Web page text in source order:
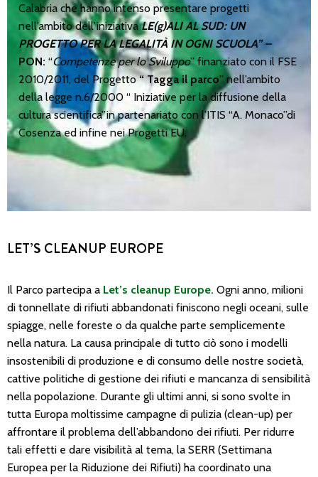
Calabria che hanno intenso presentare progetti
nell’ambito dell’iniziativaLE(g)ALI AL SUD: UN
PROGETTO PER LA LEGALITÀ IN OGNI SCUOLA” –
PON: “Competenze per lo Sviluppo” finanziato con il FSE
2010/2011, del Progetto“ Tagga il parco” nell’ambito
della legge n.6/2000 “ Iniziative per la diffusione della
cultura scientifica”in partenariato con l’ITIS “A. Monaco”di
Cosenza ed infine nei Progetti EU.
LET’S CLEANUP EUROPE
Il Parco partecipa a Let’s cleanup Europe. Ogni anno, milioni
di tonnellate di rifiuti abbandonati finiscono negli oceani, sulle
spiagge, nelle foreste o da qualche parte semplicemente
nella natura. La causa principale di tutto ciò sono i modelli
insostenibili di produzione e di consumo delle nostre società,
cattive politiche di gestione dei rifiuti e mancanza di sensibilità
nella popolazione. Durante gli ultimi anni, si sono svolte in
tutta Europa moltissime campagne di pulizia (clean-up) per
affrontare il problema dell’abbandono dei rifiuti. Per ridurre
tali effetti e dare visibilità al tema, la SERR (Settimana
Europea per la Riduzione dei Rifiuti) ha coordinato una